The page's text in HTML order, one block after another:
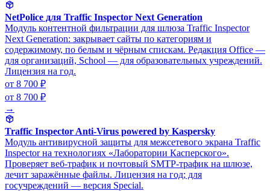
NetPolice для Traffic Inspector Next Generation
Модуль контентной фильтрации для шлюза Traffic Inspector
Next Generation: закрывает сайты по категориям и
содержимому, по белым и чёрным спискам. Редакция Office —
для организаций, School — для образовательных учреждений.
Лицензия на год.
от 8 700 ₽
от 8 700 ₽
→
Traffic Inspector Anti-Virus powered by Kaspersky
Модуль антивирусной защиты для межсетевого экрана Traffic
Inspector на технологиях «Лаборатории Касперского».
Проверяет веб-трафик и почтовый SMTP-трафик на шлюзе,
лечит заражённые файлы. Лицензия на год; для
госучреждений — версия Special.